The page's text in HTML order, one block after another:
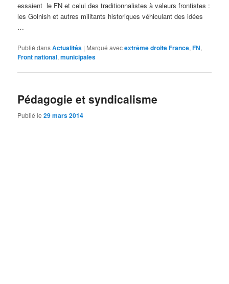
essaient le FN et celui des traditionnalistes à valeurs frontistes :
les Golnish et autres militants historiques véhiculant des idées
…
Publié dansActualités | Marqué avecextrême droite France,FN,
Front national,municipales
Pédagogie et syndicalisme
Publié le29 mars 2014